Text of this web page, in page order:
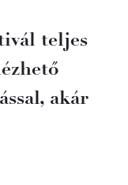
teljes
akár